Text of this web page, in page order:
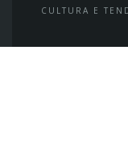
CULTURA E